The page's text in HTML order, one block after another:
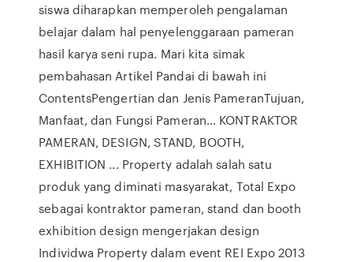
siswa diharapkan memperoleh pengalaman
belajar dalam hal penyelenggaraan pameran
hasil karya seni rupa. Mari kita simak
pembahasan Artikel Pandai di bawah ini
ContentsPengertian dan Jenis PameranTujuan,
Manfaat, dan Fungsi Pameran… KONTRAKTOR
PAMERAN, DESIGN, STAND, BOOTH,
EXHIBITION ... Property adalah salah satu
produk yang diminati masyarakat, Total Expo
sebagai kontraktor pameran, stand dan booth
exhibition design mengerjakan design
Individwa Property dalam event REI Expo 2013